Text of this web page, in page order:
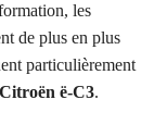
les
de plus en plus
particulièrement
Citroën ë-C3.